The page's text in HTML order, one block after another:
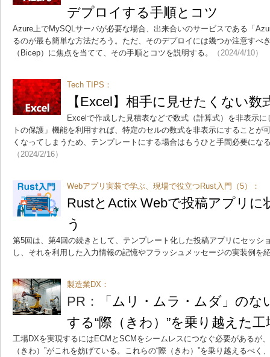
デプロイする手順とコツ
Azure上でMySQLサーバが必要な場合、出来合いのサービスである「
るのが最も簡単な方法だろう。ただ、そのデプロイには幾つか注意すべ
（Bicep）に焦点を当てて、その手順とコツを説明する。
（2024/4/10）
Tech TIPS：
【Excel】相手に見せたくない
Excelで作成した見積表などで数式（計算式）を非表示
トの保護」機能を利用すれば、特定のセルの数式を非表示にすることが
くなってしまうため、テンプレートにする場合はもうひと手間必要にな
（2024/2/16）
Webアプリ実装で学ぶ、現場で役立つRust入門（5）：
RustとActix Webで投稿アプリに
う
第5回は、第4回の続きとして、テンプレート化した投稿アプリにセッシ
し、それを利用した入力情報の記憶やフラッシュメッセージの実装例を
製造業DX：
PR：
「ムリ・ムラ・ムダ」の
する“際（きわ）”を乗り越えた
工場DXを実現するにはECMとSCMをシームレスにつなぐ必要があるが
（きわ）”がこれを妨げている。これらの“際（きわ）”を乗り越えるべ